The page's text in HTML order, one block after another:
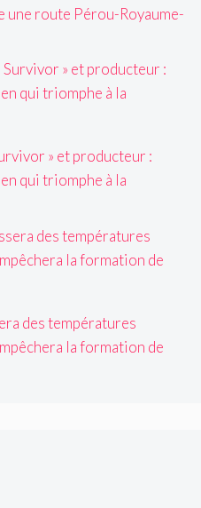
une route Pérou-Royaume-
» et producteur :
qui triomphe à la
des températures
la formation de